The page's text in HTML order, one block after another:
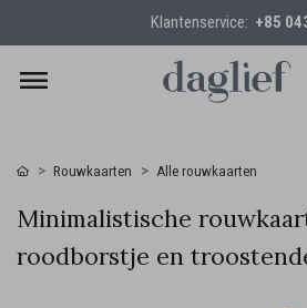
Klantenservice: +85
Rouwkaarten Alle rouwkaarten
Minimalistische
roodborstje en